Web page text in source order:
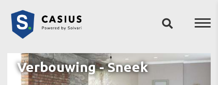
Verbouwing - Sneek